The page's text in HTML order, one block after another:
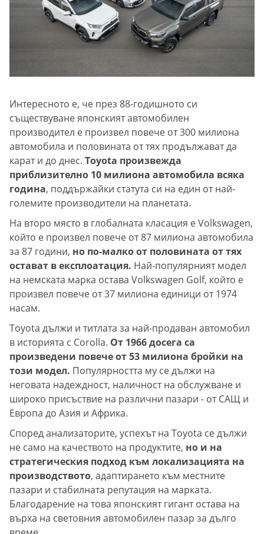
Интересното е, че през 88-годишното си
съществуване японският автомобилен
производител е произвел повече от 300 милиона
автомобила и половината от тях продължават да
карат и до днес. Toyota произвежда
приблизително 10 милиона автомобила всяка
година, поддържайки статута си на един от най-
големите производители на планетата.
На второ място в глобалната класация е Volkswagen,
който е произвел повече от 87 милиона автомобила
за 87 години, но по-малко от половината от тях
остават в експлоатация. Най-популярният модел
на немската марка остава Volkswagen Golf, който е
произвел повече от 37 милиона единици от 1974
насам.
Toyota дължи и титлата за най-продаван автомобил
в историята с Corolla. От 1966 досега са
произведени повече от 53 милиона бройки на
този модел. Популярността му се дължи на
неговата надеждност, наличност на обслужване и
широко присъствие на различни пазари - от САЩ и
Европа до Азия и Африка.
Според анализаторите, успехът на Toyota се дължи
не само на качеството на продуктите, но и на
стратегическия подход към локализацията на
производството, адаптирането към местните
пазари и стабилната репутация на марката.
Благодарение на това японският гигант остава на
върха на световния автомобилен пазар за дълго